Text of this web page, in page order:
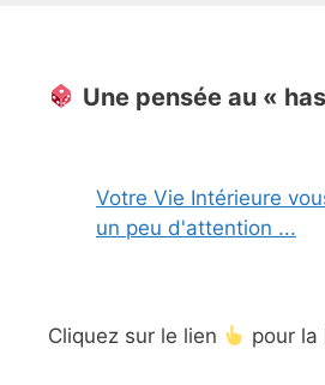
Une pensée au «
Votre Vie Intérieure
un peu d'attention ...
Cliquez sur le lien pour la